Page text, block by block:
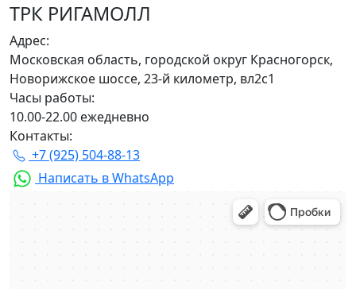
ТРК РИГАМОЛЛ
Адрес:
Московская область, городской округ Красногорск,
Новорижское шоссе, 23-й километр, вл2с1
Часы работы:
10.00-22.00 ежедневно
Контакты:
+7 (925) 504-88-13
Написать в WhatsApp